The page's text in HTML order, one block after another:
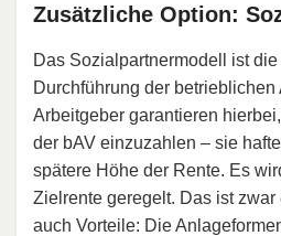
Zusätzliche Option:
Das Sozialpartnermodell ist
Durchführung der betrieblichen
Arbeitgeber garantieren
der bAV einzuzahlen – sie
spätere Höhe der Rente. Es
Zielrente geregelt. Das ist
auch Vorteile: Die